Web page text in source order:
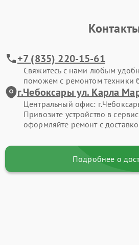
+7 (835) 220-15-61
Свяжитесь с нами любым
поможем с ремонтом техники
г.Чебоксары ул. Карла
Центральный офис:
Привозите устройство в
оформляйте ремонт с
Подробнее о